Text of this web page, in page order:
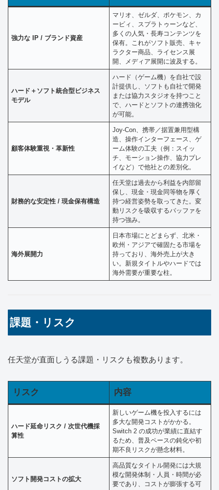
強力な IP / ブランド資産
マリオ、ゼルダ、ポケモン、カ
ービィ、スプラトゥーンなど、
多くの人気・長寿コンテンツを
保有。これがソフト販売、キャ
ラクター商品、ライセンス展
開、メディア展開に波及する。
ハード＋ソフト統合型ビジネス
モデル
ハード（ゲーム機）を自社で設
計提供し、ソフトも自社で開発
または協力スタジオを持つこと
で、ハードとソフトの連携強化
が可能。
顧客体験重視・革新性
Joy-Con、携帯／据置兼用型構
造、操作インターフェース、ゲ
ーム体験の工夫（例：スイッ
チ、モーション操作、協力プレ
イなど）で他社との差別化。
財務的な安定性 / 現金保有構造
任天堂は過去から利益を内部留
保し、現金・現金同等物を厚く
持つ経営姿勢を取ってきた。変
動リスクを吸収するバッファを
持つ強み。
海外展開力
日本市場にとどまらず、北米・
欧州・アジアで確固たる市場を
持っており、海外売上が大き
い。新規タイトルやハードでは
海外需要が重要な柱。
課題・リスク
任天堂が直面しうる課題・リスクも複数あります。
リスク 内容
ハード延命リスク / 次世代機採
算性
新しいゲーム機を投入するには
多大な開発コストがかかる。
Switch 2 の成功が業績に直結す
るため、普及ペースの鈍化や初
期不良リスクが懸念材料。
ソフト開発コストの拡大
高品質なタイトル開発には大規
模な開発体制・人員・時間が必
要であり、コストが膨張する可